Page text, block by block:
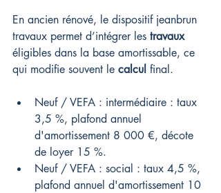
En ancien rénové, le dispositif jeanbrun
travaux permet d’intégrer les travaux
éligibles dans la base amortissable, ce
qui modifie souvent le calcul final.
Neuf / VEFA : intermédiaire : taux
3,5 %, plafond annuel
d'amortissement 8 000 €, décote
de loyer 15 %.
Neuf / VEFA : social : taux 4,5 %,
plafond annuel d'amortissement 10